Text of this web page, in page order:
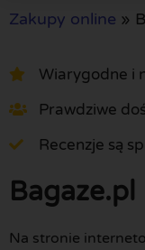
Zakupy online »
Wiarygodne i
Prawdziwe
Recenzje są
Bagaze.pl
Na stronie